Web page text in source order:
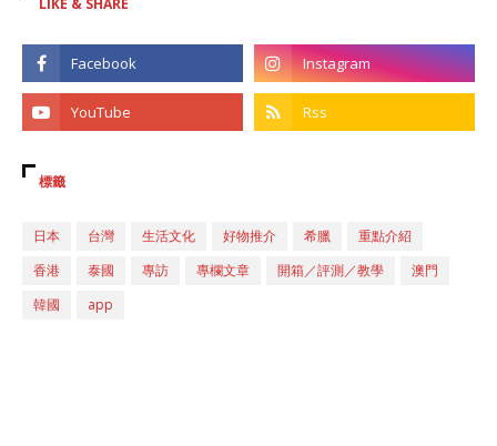
LIKE & SHARE
標籤
日本 台灣 生活文化 好物推介 希臘
重點介紹
香港
泰國 專訪 專欄文章 開箱／評測／教學
澳門
韓國
app